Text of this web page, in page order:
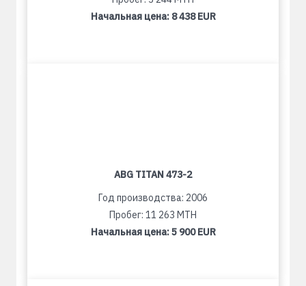
Начальная цена: 8 438 EUR
ABG TITAN 473-2
Год производства: 2006
Пробег: 11 263 MTH
Начальная цена:5 900 EUR